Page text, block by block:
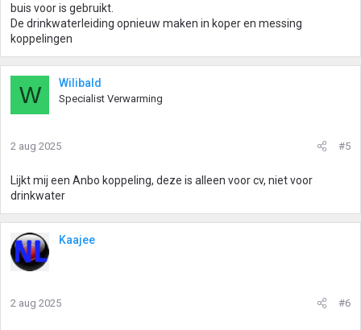
buis voor is gebruikt.
De drinkwaterleiding opnieuw maken in koper en messing
koppelingen
W Wilibald
Specialist Verwarming
2 aug 2025 #5
Lijkt mij een Anbo koppeling, deze is alleen voor cv, niet voor
drinkwater
Kaajee
2 aug 2025 #6